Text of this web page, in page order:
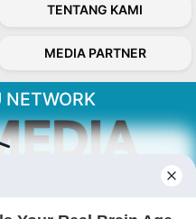
TENTANG KAMI
MEDIA PARTNER
NETWORK